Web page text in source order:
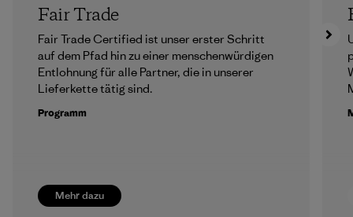
Mehr dazu
Fair Trade
Fair Trade Certified ist unser erster Schritt
auf dem Pfad hin zu einer menschenwürdigen
Entlohnung für alle Partner, die in unserer
Lieferkette tätig sind.
Programm